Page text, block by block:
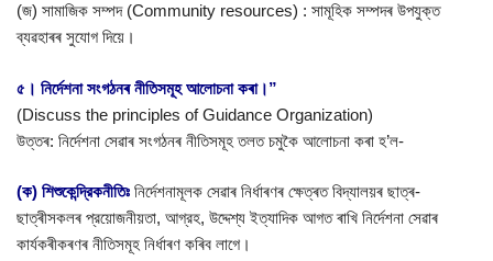
(জ) সামাজিক সম্পদ (Community resources) : সামূহিক সম্পদৰ উপযুক্ত
ব্যৱহাৰৰ সুযোগ দিয়ে।
৫। নিৰ্দেশনা সংগঠনৰ নীতিসমূহ আলোচনা কৰা।”
(Discuss the principles of Guidance Organization)
উত্তৰ: নিৰ্দেশনা সেৱাৰ সংগঠনৰ নীতিসমূহ তলত চমুকৈ আলোচনা কৰা হ’ল-
(ক) শিশুকেন্দ্রিকনীতিঃ নির্দেশনামূলক সেৱাৰ নিৰ্ধাৰণৰ ক্ষেত্ৰত বিদ্যালয়ৰ ছাত্ৰ-
ছাত্ৰীসকলৰ প্রয়োজনীয়তা, আগ্রহ, উদ্দেশ্য ইত্যাদিক আগত ৰাখি নিৰ্দেশনা সেৱাৰ
কাৰ্যকৰীকৰণৰ নীতিসমূহ নিৰ্ধাৰণ কৰিব লাগে।